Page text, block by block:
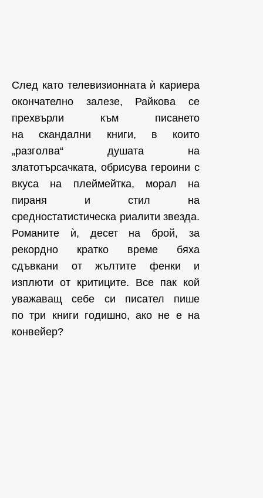
След като телевизионната ѝ кариера
окончателно залезе, Райкова се
прехвърли към писането
на скандални книги, в които
„разголва“ душата на
златотърсачката, обрисува героини с
вкуса на плеймейтка, морал на
пираня и стил на
средностатистическа риалити звезда.
Романите ѝ, десет на брой, за
рекордно кратко време бяха
сдъвкани от жълтите фенки и
изплюти от критиците. Все пак кой
уважаващ себе си писател пише
по три книги годишно, ако не е на
конвейер?